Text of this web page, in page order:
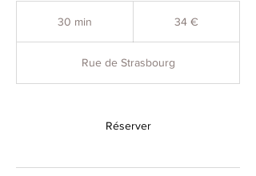
30 min
i
n
34 €
Rue de Strasbourg
Réserver